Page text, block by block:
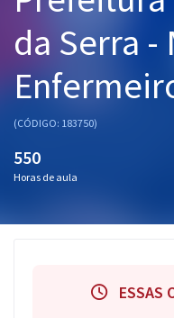
Graduação
OAB
Conteúdo gratuito
da Serra -
(CÓDIGO: 183750)
550
Horas de aula
ESSAS